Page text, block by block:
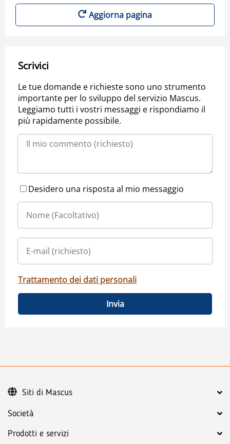
Aggiorna pagina
Scrivici
Le tue domande e richieste sono uno strumento
importante per lo sviluppo del servizio Mascus.
Leggiamo tutti i vostri messaggi e rispondiamo il
più rapidamente possibile.
Desidero una risposta al mio messaggio
Trattamento dei dati personali
Invia
Società
Prodotti e servizi
Siti di Mascus